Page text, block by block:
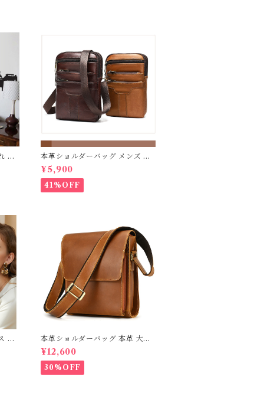
5
エ
仏
き
日
本革ショルダーバッグ メンズ 本
革使用 撥水加工 革製ポーチ 送料
無料 プレゼント
¥5,900
41%OFF
ハ
バ
本革ショルダーバッグ 本革 大容
量 メンズ 牛革 オイルレザー アウ
トドア 旅行 レジャー 本革鞄 男女
兼用 旅行 オシャレ 送料無料 プレ
ゼント 439201
¥12,600
30%OFF